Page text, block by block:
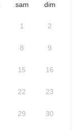
sam dim
1 2
8 9
15 16
22 23
29 30